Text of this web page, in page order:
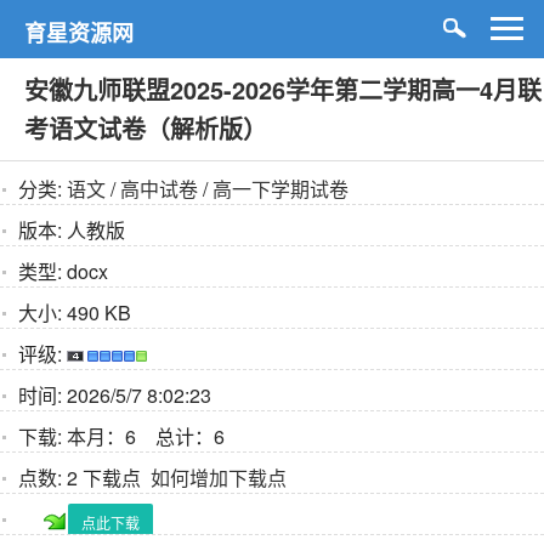
育星资源网
安徽九师联盟2025-2026学年第二学期高一4月联
考语文试卷（解析版）
分类: 语文/高中试卷/高一下学期试卷
版本: 人教版
类型: docx
大小: 490 KB
评级:
时间: 2026/5/7 8:02:23
下载: 本月：6 总计：6
点数: 2 下载点 如何增加下载点
点此下载